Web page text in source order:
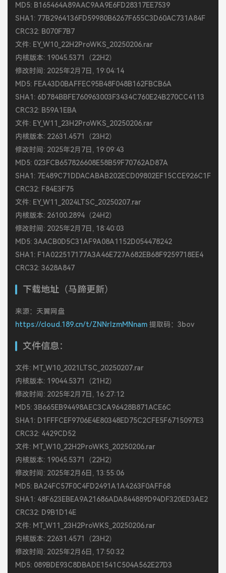
MD5: B165464A89AAC9AA9E6FD28317EE7539
SHA1: 77B2964136FD59980B6267F655C3D60AC731A84F
CRC32: B070F7B7
文件: EY_W10_22H2ProWKS_20250206.rar
内核版本: 19045.5371（22H2）
修改时间: 2025年2月7日, 19:04:14
MD5: FEA43D0BAFFEC95B48F048B162FBCB6A
SHA1: 6D784BBFE760963003F3434C760E24B270CC4113
CRC32: B59A1EBA
文件: EY_W11_23H2ProWKS_20250206.rar
内核版本: 22631.4571（23H2）
修改时间: 2025年2月7日, 19:09:43
MD5: 023FCB657826608E58B59F70762AD87A
SHA1: 7E489C71DDACABAB202ECD09802EF15CCE926C1F
CRC32: F84E3F75
文件: EY_W11_2024LTSC_20250207.rar
内核版本: 26100.2894（24H2）
修改时间: 2025年2月7日, 18:40:03
MD5: 3AACB0D5C31AF9A08A1152D054478242
SHA1: F1A022517177A3A46E727A682EB68F9259718EE4
CRC32: 3628A847
下载地址（马蹄更新）
来源：天翼网盘
https://cloud.189.cn/t/ZNNrIzmMNnam 提取码：3bov
文件信息：
文件: MT_W10_2021LTSC_20250207.rar
内核版本: 19044.5371（21H2）
修改时间: 2025年2月7日, 16:27:12
MD5: 3B665EB94498AEC3CA96428B871ACE6C
SHA1: D1FFFCEF9706E4E80348ED75C2CFE5F6715097E3
CRC32: 4429CD52
文件: MT_W10_22H2ProWKS_20250206.rar
内核版本: 19045.5371（22H2）
修改时间: 2025年2月6日, 13:55:06
MD5: BA24FC57F0C4FD2491A1A4263F0AFF68
SHA1: 48F623EBEA9A21686ADA844889D94DF320ED3AE2
CRC32: D9B1D14E
文件: MT_W11_23H2ProWKS_20250206.rar
内核版本: 22631.4571（23H2）
修改时间: 2025年2月6日, 17:50:32
MD5: 089BDE93C8DBADE1541C504A562E27D3